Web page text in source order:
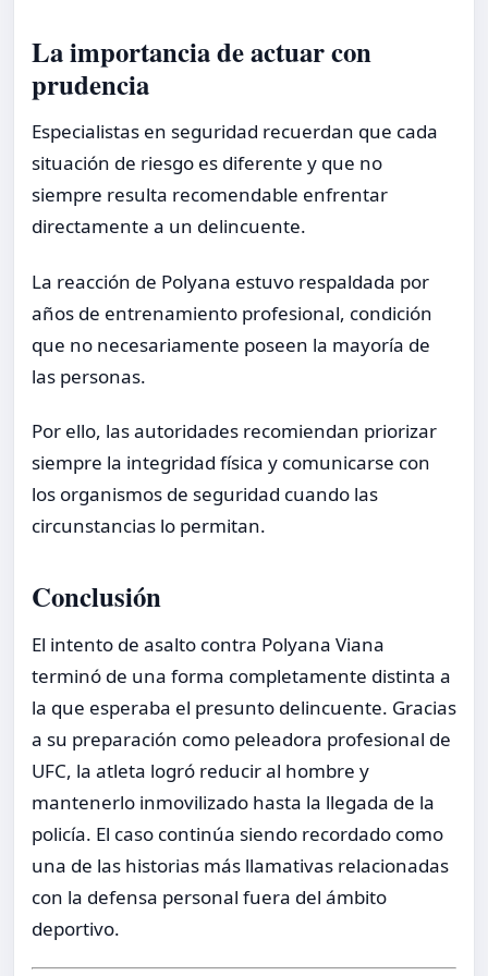
La importancia de actuar con
prudencia
Especialistas en seguridad recuerdan que cada
situación de riesgo es diferente y que no
siempre resulta recomendable enfrentar
directamente a un delincuente.
La reacción de Polyana estuvo respaldada por
años de entrenamiento profesional, condición
que no necesariamente poseen la mayoría de
las personas.
Por ello, las autoridades recomiendan priorizar
siempre la integridad física y comunicarse con
los organismos de seguridad cuando las
circunstancias lo permitan.
Conclusión
El intento de asalto contra Polyana Viana
terminó de una forma completamente distinta a
la que esperaba el presunto delincuente. Gracias
a su preparación como peleadora profesional de
UFC, la atleta logró reducir al hombre y
mantenerlo inmovilizado hasta la llegada de la
policía. El caso continúa siendo recordado como
una de las historias más llamativas relacionadas
con la defensa personal fuera del ámbito
deportivo.